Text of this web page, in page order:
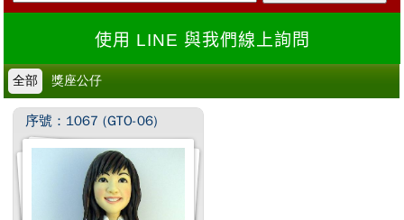
使用 LINE 與我們線上詢問